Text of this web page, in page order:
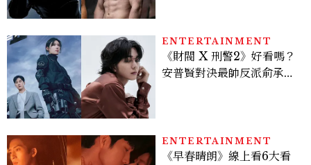
ENTERTAINMENT
《財閥 X 刑警2》好看嗎？
安普賢對決最帥反派俞承
多大？
ENTERTAINMENT
《早春晴朗》線上看6大看